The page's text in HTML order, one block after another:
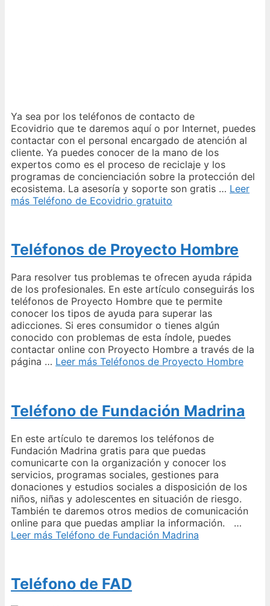
Ya sea por los teléfonos de contacto de
Ecovidrio que te daremos aquí o por Internet, puedes
contactar con el personal encargado de atención al
cliente. Ya puedes conocer de la mano de los
expertos como es el proceso de reciclaje y los
programas de concienciación sobre la protección del
ecosistema. La asesoría y soporte son gratis … Leer
más Teléfono de Ecovidrio gratuito
Teléfonos de Proyecto Hombre
Para resolver tus problemas te ofrecen ayuda rápida
de los profesionales. En este artículo conseguirás los
teléfonos de Proyecto Hombre que te permite
conocer los tipos de ayuda para superar las
adicciones. Si eres consumidor o tienes algún
conocido con problemas de esta índole, puedes
contactar online con Proyecto Hombre a través de la
página … Leer más Teléfonos de Proyecto Hombre
Teléfono de Fundación Madrina
En este artículo te daremos los teléfonos de
Fundación Madrina gratis para que puedas
comunicarte con la organización y conocer los
servicios, programas sociales, gestiones para
donaciones y estudios sociales a disposición de los
niños, niñas y adolescentes en situación de riesgo.
También te daremos otros medios de comunicación
online para que puedas ampliar la información. …
Leer más Teléfono de Fundación Madrina
Teléfono de FAD